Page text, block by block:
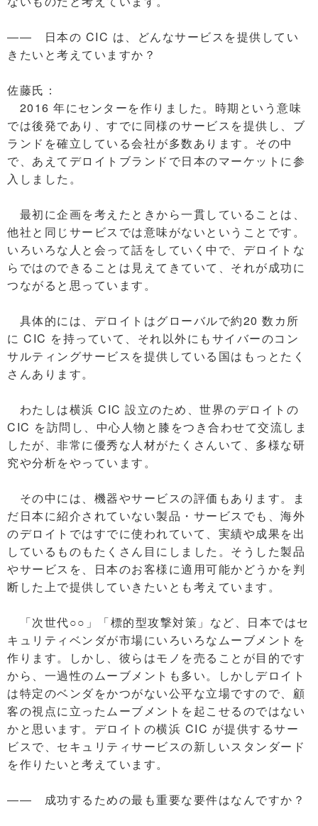
―― 日本の CIC は、どんなサービスを提供してい
きたいと考えていますか？
佐藤氏：
2016 年にセンターを作りました。時期という意味
では後発であり、すでに同様のサービスを提供し、ブ
ランドを確立している会社が多数あります。その中
で、あえてデロイトブランドで日本のマーケットに参
入しました。
最初に企画を考えたときから一貫していることは、
他社と同じサービスでは意味がないということです。
いろいろな人と会って話をしていく中で、デロイトな
らではのできることは見えてきていて、それが成功に
つながると思っています。
具体的には、デロイトはグローバルで約20 数カ所
に CIC を持っていて、それ以外にもサイバーのコン
サルティングサービスを提供している国はもっとたく
さんあります。
わたしは横浜 CIC 設立のため、世界のデロイトの
CIC を訪問し、中心人物と膝をつき合わせて交流しま
したが、非常に優秀な人材がたくさんいて、多様な研
究や分析をやっています。
その中には、機器やサービスの評価もあります。ま
だ日本に紹介されていない製品・サービスでも、海外
のデロイトではすでに使われていて、実績や成果を出
しているものもたくさん目にしました。そうした製品
やサービスを、日本のお客様に適用可能かどうかを判
断した上で提供していきたいとも考えています。
「次世代○○」「標的型攻撃対策」など、日本ではセ
キュリティベンダが市場にいろいろなムーブメントを
作ります。しかし、彼らはモノを売ることが目的です
から、一過性のムーブメントも多い。しかしデロイト
は特定のベンダをかつがない公平な立場ですので、顧
客の視点に立ったムーブメントを起こせるのではない
かと思います。デロイトの横浜 CIC が提供するサー
ビスで、セキュリティサービスの新しいスタンダード
を作りたいと考えています。
―― 成功するための最も重要な要件はなんですか？